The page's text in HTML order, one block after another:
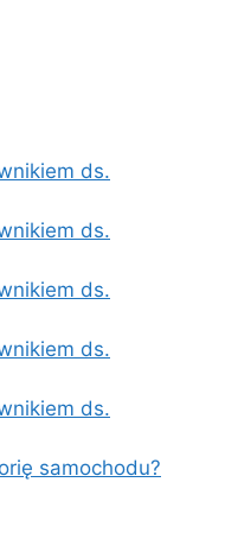
ds.
ds.
ds.
ds.
ds.
samochodu?